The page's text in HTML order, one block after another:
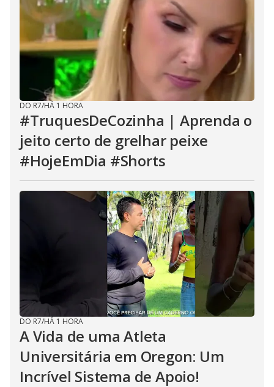
DO R7/HÁ 1 HORA
#TruquesDeCozinha | Aprenda o
jeito certo de grelhar peixe
#HojeEmDia #Shorts
DO R7/HÁ 1 HORA
A Vida de uma Atleta
Universitária em Oregon: Um
Incrível Sistema de Apoio!